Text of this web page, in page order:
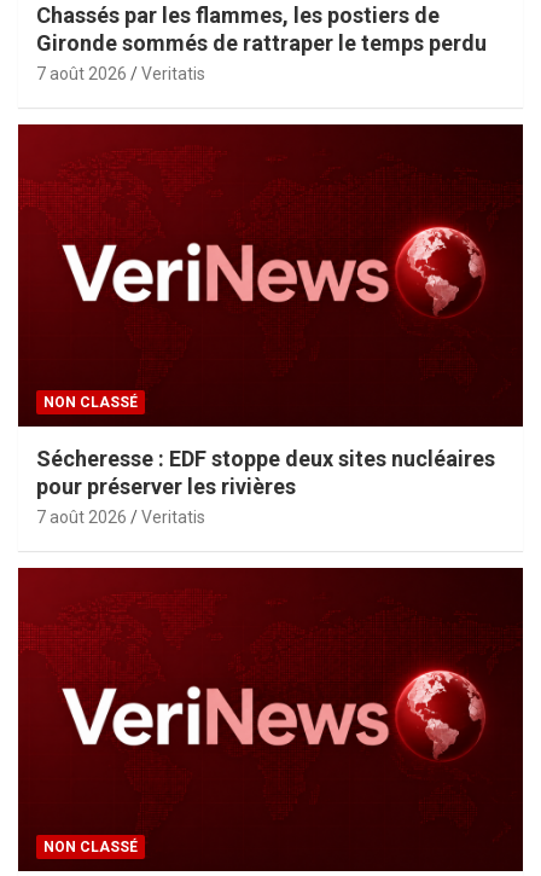
Chassés par les flammes, les postiers de
Gironde sommés de rattraper le temps perdu
7 août 2026 Veritatis
NON CLASSÉ
Sécheresse : EDF stoppe deux sites nucléaires
pour préserver les rivières
7 août 2026 Veritatis
NON CLASSÉ